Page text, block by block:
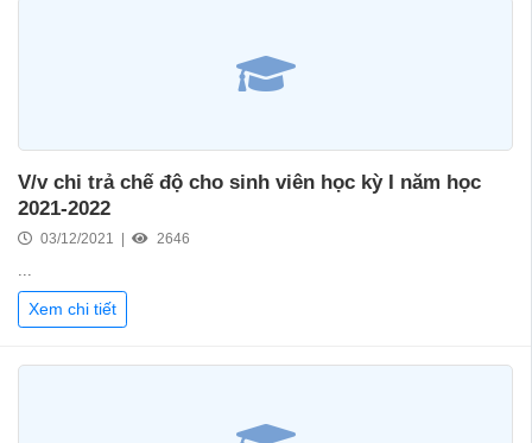
V/v chi trả chế độ cho sinh viên học kỳ I năm học
2021-2022
03/12/2021 | 2646
...
Xem chi tiết